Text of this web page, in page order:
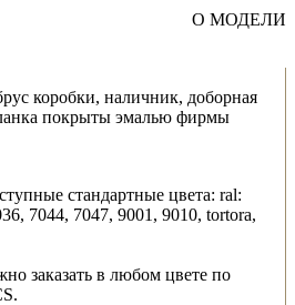
О МОДЕЛИ
коробки, наличник, доборная
покрыты эмалью фирмы
стандартные цвета: ral:
7044, 7047, 9001, 9010, tortora,
заказать в любом цвете по